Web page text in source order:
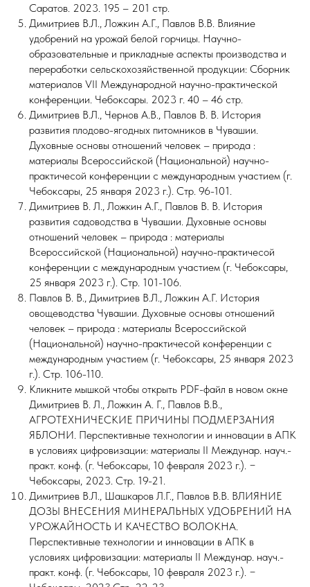
Саратов. 2023. 195 – 201 стр.
Димитриев В.Л., Ложкин А.Г., Павлов В.В. Влияние
удобрений на урожай белой горчицы. Научно-
образовательные и прикладные аспекты производства и
переработки сельскохозяйственной продукции: Сборник
материалов VII Международной научно-практической
конференции. Чебоксары. 2023 г. 40 – 46 стр.
Димитриев В.Л., Чернов А.В., Павлов В. В. История
развития плодово-ягодных питомников в Чувашии.
Духовные основы отношений человек – природа :
материалы Всероссийской (Национальной) научно-
практичесой конференции с международным участием (г.
Чебоксары, 25 января 2023 г.). Стр. 96-101.
Димитриев В. Л., Ложкин А.Г., Павлов В. В. История
развития садоводства в Чувашии. Духовные основы
отношений человек – природа : материалы
Всероссийской (Национальной) научно-практичесой
конференции с международным участием (г. Чебоксары,
25 января 2023 г.). Стр. 101-106.
Павлов В. В., Димитриев В.Л., Ложкин А.Г. История
овощеводства Чувашии. Духовные основы отношений
человек – природа : материалы Всероссийской
(Национальной) научно-практичесой конференции с
международным участием (г. Чебоксары, 25 января 2023
г.). Стр. 106-110.
Кликните мышкой чтобы открыть PDF-файл в новом окне
Димитриев В. Л., Ложкин А. Г., Павлов В.В.,
АГРОТЕХНИЧЕСКИЕ ПРИЧИНЫ ПОДМЕРЗАНИЯ
ЯБЛОНИ. Перспективные технологии и инновации в АПК
в условиях цифровизации: материалы II Междунар. науч.-
практ. конф. (г. Чебоксары, 10 февраля 2023 г.). −
Чебоксары, 2023. Стр. 19-21.
Димитриев В.Л., Шашкаров Л.Г., Павлов В.В. ВЛИЯНИЕ
ДОЗЫ ВНЕСЕНИЯ МИНЕРАЛЬНЫХ УДОБРЕНИЙ НА
УРОЖАЙНОСТЬ И КАЧЕСТВО ВОЛОКНА.
Перспективные технологии и инновации в АПК в
условиях цифровизации: материалы II Междунар. науч.-
практ. конф. (г. Чебоксары, 10 февраля 2023 г.). −